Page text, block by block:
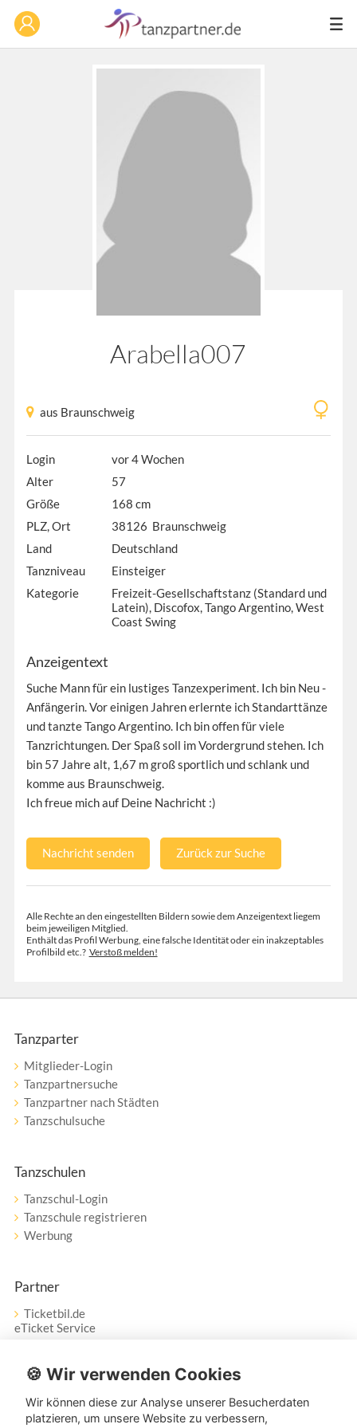
Arabella007
aus Braunschweig
Login
vor 4 Wochen
Alter
57
Größe
168 cm
PLZ, Ort
38126 Braunschweig
Land
Deutschland
Tanzniveau
Einsteiger
Kategorie
Freizeit-Gesellschaftstanz (Standard und
Latein), Discofox, Tango Argentino, West
Coast Swing
Anzeigentext
Suche Mann für ein lustiges Tanzexperiment. Ich bin Neu -
Anfängerin. Vor einigen Jahren erlernte ich Standarttänze
und tanzte Tango Argentino. Ich bin offen für viele
Tanzrichtungen. Der Spaß soll im Vordergrund stehen. Ich
bin 57 Jahre alt, 1,67 m groß sportlich und schlank und
komme aus Braunschweig.
Ich freue mich auf Deine Nachricht :)
Nachricht senden Zurück zur Suche
Alle Rechte an den eingestellten Bildern sowie dem Anzeigentext liegem
beim jeweiligen Mitglied.
Enthält das Profil Werbung, eine falsche Identität oder ein inakzeptables
Profilbild etc.? Verstoß melden!
Tanzparter
Mitglieder-Login
Tanzpartnersuche
Tanzpartner nach Städten
Tanzschulsuche
Tanzschulen
Tanzschul-Login
Tanzschule registrieren
Werbung
Partner
Ticketbil.de
eTicket Service
Vertrag widerrufen
Service
🍪 Wir verwenden Cookies
Wir können diese zur Analyse unserer Besucherdaten
platzieren, um unsere Website zu verbessern,